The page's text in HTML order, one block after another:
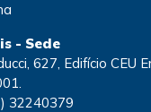
- Sede
627, Edifício CEU
32240379